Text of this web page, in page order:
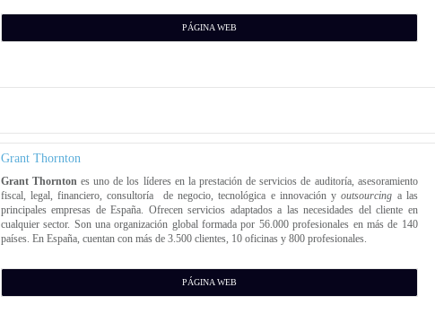
PÁGINA WEB
Grant Thornton
Grant Thorntones uno de los líderes en la prestación de servicios de auditoría, asesoramiento
fiscal, legal, financiero, consultoría de negocio, tecnológica e innovación youtsourcing a las
principales empresas de España. Ofrecen servicios adaptados a las necesidades del cliente en
cualquier sector. Son una organización global formada por 56.000 profesionales en más de 140
países. En España, cuentan con más de 3.500 clientes, 10 oficinas y 800 profesionales.
PÁGINA WEB